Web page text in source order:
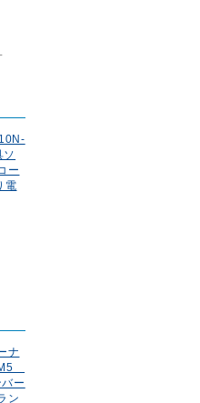
ー
電
ナ
ー
ン